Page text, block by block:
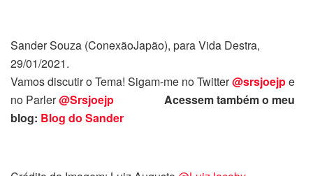
Sander Souza (ConexãoJapão), para Vida Destra,
29/01/2021.
Vamos discutir o Tema! Sigam-me no Twitter@srsjoejpe
no Parler@Srsjoejp Acessem também o meu
blog: Blog do Sander